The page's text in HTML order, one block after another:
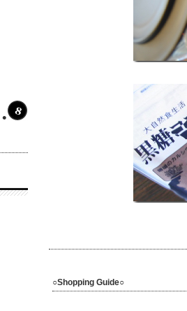
○Shopping Guide○